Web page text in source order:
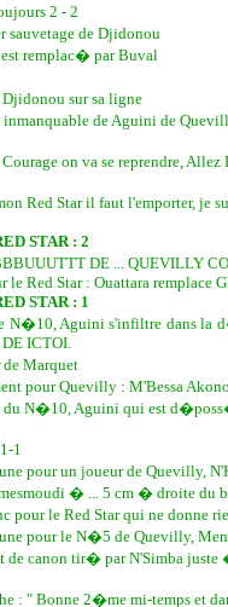
2 - 2
sauvetage de Djidonou
remplac� par Buval
sur sa ligne
de Aguini de
on va se reprendre, Allez
Red Star il faut l'emporter, je
STAR : 2
DE ... QUEVILLY
le Red Star : Ouattara remplace
STAR : 1
Aguini s'infiltre dans la
ICTOI.
Marquet
pour Quevilly : M'Bessa
du N�10, Aguini qui est
1
pour un joueur de Quevilly,
� ... 5 cm � droite du
pour le Red Star qui ne donne
pour le N�5 de Quevilly,
canon tir� par N'Simba juste
: " Bonne 2�me mi-temps et